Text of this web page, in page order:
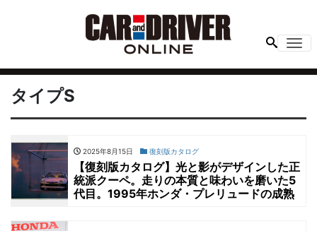
タイプS
2025年8月15日 復刻版カタログ
【復刻版カタログ】光と影がデザインした正
統派クーペ。走りの本質と味わいを磨いた5
代目。1995年ホンダ・プレリュードの成熟